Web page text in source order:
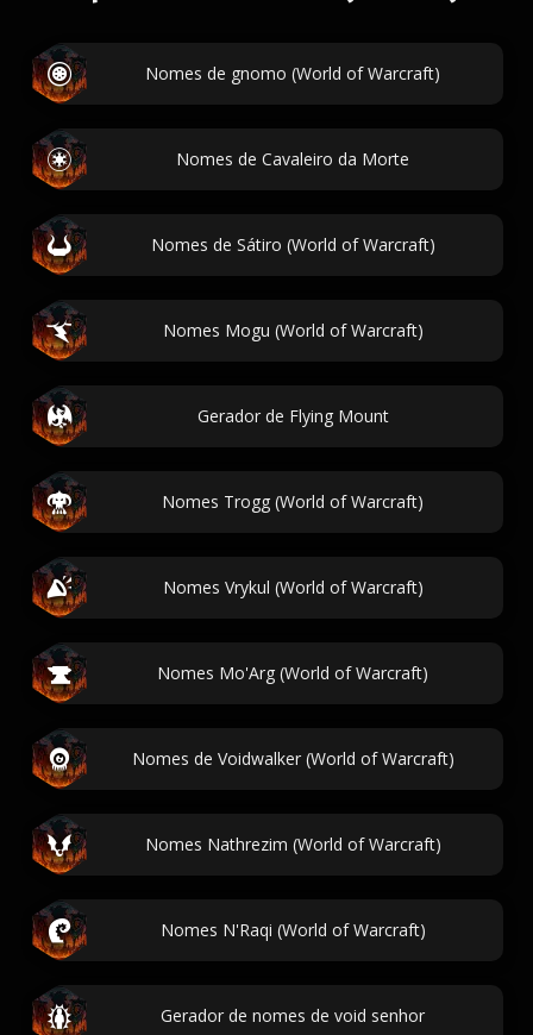
Nomes de gnomo (World of Warcraft)
Nomes de Cavaleiro da Morte
Nomes de Sátiro (World of Warcraft)
Nomes Mogu (World of Warcraft)
Gerador de Flying Mount
Nomes Trogg (World of Warcraft)
Nomes Vrykul (World of Warcraft)
Nomes Mo'Arg (World of Warcraft)
Nomes de Voidwalker (World of Warcraft)
Nomes Nathrezim (World of Warcraft)
Nomes N'Raqi (World of Warcraft)
Gerador de nomes de void senhor